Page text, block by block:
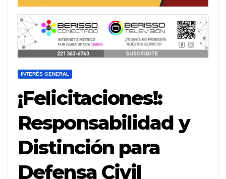
INTERÉS GENERAL
¡Felicitaciones!:
Responsabilidad y
Distinción para
Defensa Civil